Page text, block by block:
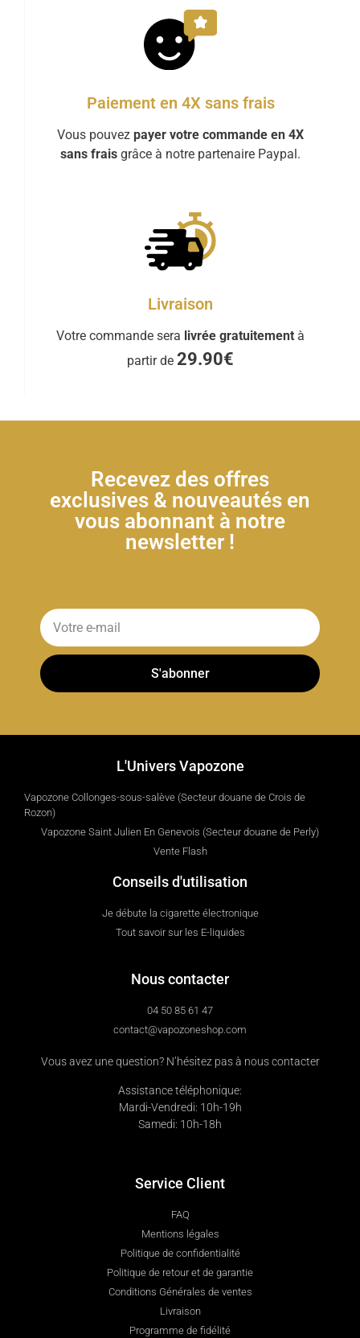
Paiement en 4X sans frais
Vous pouvez payer votre commande en 4X
sans frais grâce à notre partenaire Paypal.
Livraison
Votre commande sera livrée gratuitement à
partir de 29.90€
Recevez des offres
exclusives & nouveautés en
vous abonnant à notre
newsletter !
S'abonner
L'Univers Vapozone
Vapozone Collonges-sous-salève (Secteur douane de Crois de
Rozon)
Vapozone Saint Julien En Genevois (Secteur douane de Perly)
Vente Flash
Conseils d'utilisation
Je débute la cigarette électronique
Tout savoir sur les E-liquides
Nous contacter
04 50 85 61 47
contact@vapozoneshop.com
Vous avez une question? N’hésitez pas à nous contacter
Assistance téléphonique:
Mardi-Vendredi: 10h-19h
Samedi: 10h-18h
Service Client
FAQ
Mentions légales
Politique de confidentialité
Politique de retour et de garantie
Conditions Générales de ventes
Livraison
Programme de fidélité